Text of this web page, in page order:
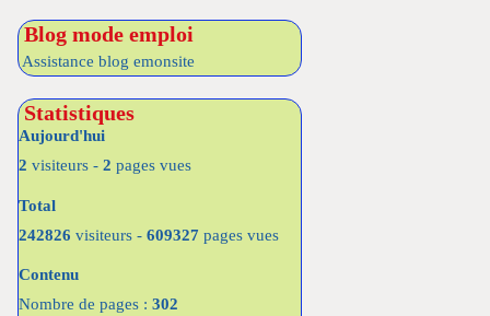
Blog mode emploi
Assistance blog emonsite
Statistiques
Aujourd'hui
2 visiteurs - 2 pages vues
Total
242826 visiteurs - 609327 pages vues
Contenu
Nombre de pages : 302